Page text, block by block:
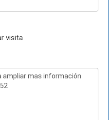
visita